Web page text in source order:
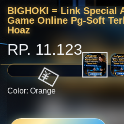
BIGHOKI = Link Special
Game Online Pg-Soft
Hoaz
RP. 11.123
Color: Orange
💴